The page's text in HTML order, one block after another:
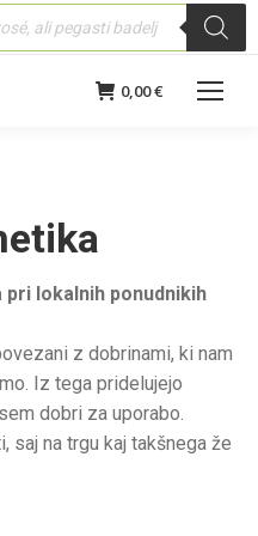
0,00€
lokalnih ponudnikih
z dobrinami, ki nam
Iz tega pridelujejo
dobri za uporabo.
saj na trgu kaj takšnega že